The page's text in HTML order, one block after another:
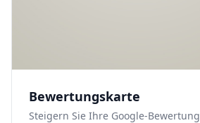
Bewertungskarte
Steigern Sie Ihre Google-Bewertung